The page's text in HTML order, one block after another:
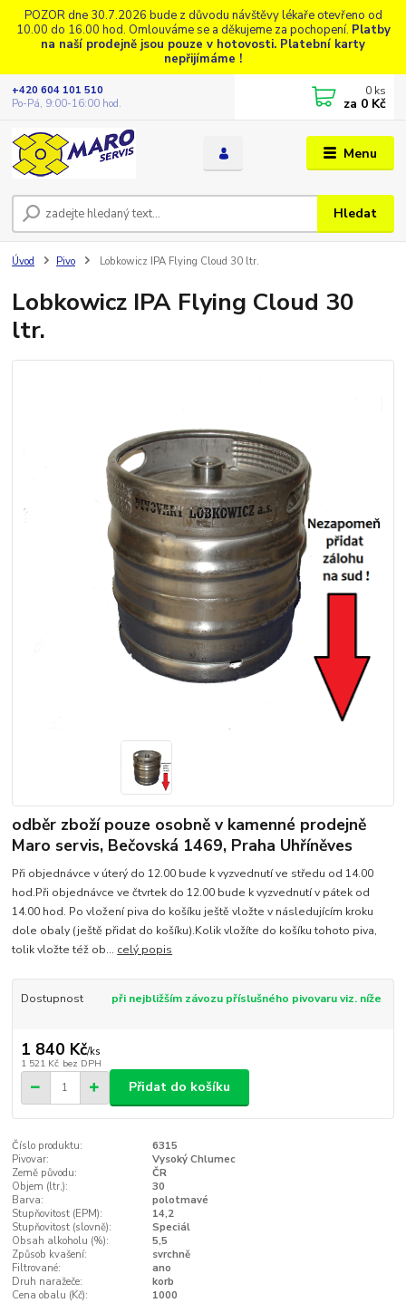
POZOR dne 30.7.2026 bude z důvodu návštěvy lékaře otevřeno od
10.00 do 16.00 hod. Omlouváme se a děkujeme za pochopení. Platby
na naší prodejně jsou pouze v hotovosti. Platební karty
nepřijímáme !
Menu
Hledat
+420 604 101 510
Po-Pá, 9:00-16:00 hod.
0 ks
za 0 Kč
Úvod Pivo Lobkowicz IPA Flying Cloud 30 ltr.
Lobkowicz IPA Flying Cloud 30
ltr.
odběr zboží pouze osobně v kamenné prodejně
Maro servis, Bečovská 1469, Praha Uhříněves
Při objednávce v úterý do 12.00 bude k vyzvednutí ve středu od 14.00
hod.Při objednávce ve čtvrtek do 12.00 bude k vyzvednutí v pátek od
14.00 hod. Po vložení piva do košíku ještě vložte v následujícím kroku
dole obaly (ještě přidat do košíku).Kolik vložíte do košíku tohoto piva,
tolik vložte též ob... celý popis
Dostupnost při nejbližším závozu příslušného pivovaru viz. níže
1 840 Kč/ks
1 521 Kč bez DPH
Přidat do košíku
Číslo produktu:
6315
Pivovar:
Vysoký Chlumec
Země původu:
ČR
Objem (ltr,):
30
Barva:
polotmavé
Stupňovitost (EPM):
14,2
Stupňovitost (slovně):
Speciál
Obsah alkoholu (%):
5,5
Způsob kvašení:
svrchně
Filtrované:
ano
Druh naražeče:
korb
Cena obalu (Kč):
1000